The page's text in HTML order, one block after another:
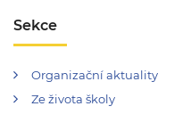
Sekce
Organizační aktuality
Ze života školy